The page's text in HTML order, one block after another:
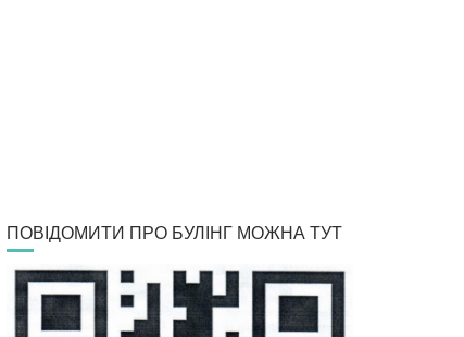
ПОВІДОМИТИ ПРО БУЛІНГ МОЖНА ТУТ